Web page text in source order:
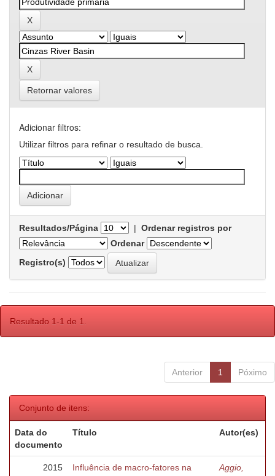
Retornar valores
Adicionar filtros:
Utilizar filtros para refinar o resultado de busca.
Resultados/Página | Ordenar registros por
Ordenar
Registro(s)
Resultado 1-1 de 1.
Anterior 1 Póximo
Conjunto de itens:
Data do
documento
Título Autor(es)
2015
Influência de macro-fatores na
Aggio,